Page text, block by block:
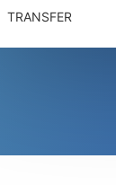
TRANSFER